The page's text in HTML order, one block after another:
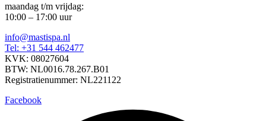
maandag t/m vrijdag:
10:00 – 17:00 uur
info@mastispa.nl
Tel: +31 544 462477
KVK: 08027604
BTW: NL0016.78.267.B01
Registratienummer: NL221122
Facebook